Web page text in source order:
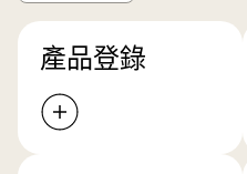
產品登錄